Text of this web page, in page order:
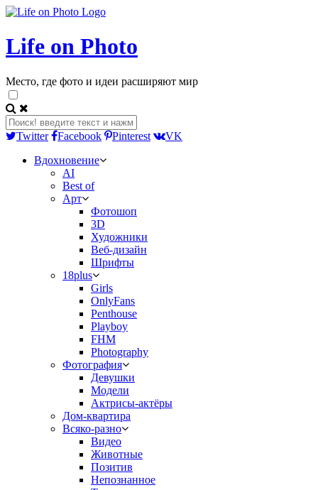
Life on Photo
Место, где фото и идеи расширяют мир
Twitter Facebook Pinterest
VK
Вдохновение
AI
Best of
Арт
Фотошоп
3D
Художники
Веб-дизайн
Шрифты
18plus
Girls
OnlyFans
Penthouse
Playboy
FHM
Photography
Фотография
Девушки
Модели
Актрисы-актёры
Дом-квартира
Всяко-разно
Видео
Животные
Позитив
Непознанное